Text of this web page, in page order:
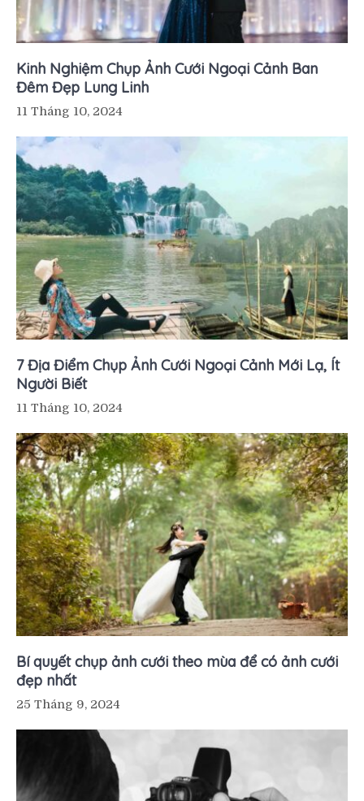
Kinh Nghiệm Chụp Ảnh Cưới Ngoại Cảnh Ban
Đêm Đẹp Lung Linh
11 Tháng 10, 2024
7 Địa Điểm Chụp Ảnh Cưới Ngoại Cảnh Mới Lạ, Ít
Người Biết
11 Tháng 10, 2024
Bí quyết chụp ảnh cưới theo mùa để có ảnh cưới
đẹp nhất
25 Tháng 9, 2024